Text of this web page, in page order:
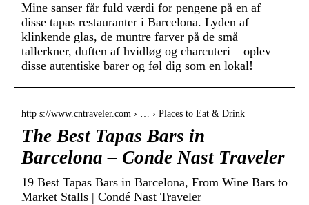
Mine sanser får fuld værdi for pengene på en af
disse tapas restauranter i Barcelona. Lyden af
klinkende glas, de muntre farver på de små
tallerkner, duften af hvidløg og charcuteri – oplev
disse autentiske barer og føl dig som en lokal!
http s://www.cntraveler.com › … › Places to Eat & Drink
The Best Tapas Bars in
Barcelona – Conde Nast Traveler
19 Best Tapas Bars in Barcelona, From Wine Bars to
Market Stalls | Condé Nast Traveler